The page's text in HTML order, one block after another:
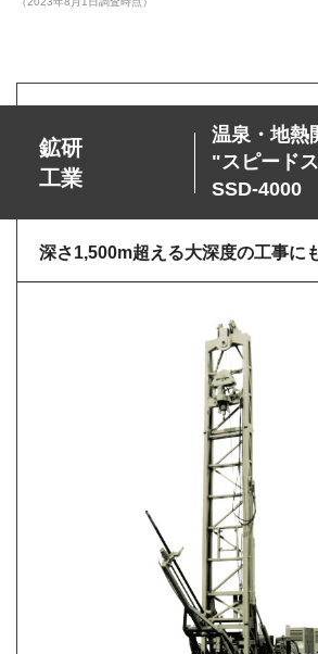
鉱研
工業
温泉・地熱
"スピード
SSD-4000
深さ1,500m超える大深度の工事に